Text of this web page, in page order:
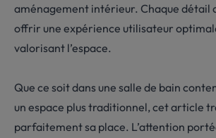
aménagement intérieur. Chaque détail
offrir une expérience utilisateur
valorisant l’espace.
Que ce soit dans une salle de bain
un espace plus traditionnel, cet article
parfaitement sa place. L’attention